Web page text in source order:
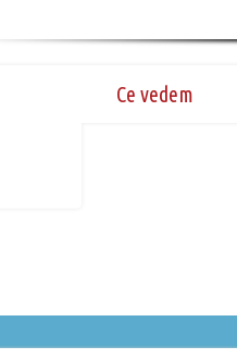
Ce vedem